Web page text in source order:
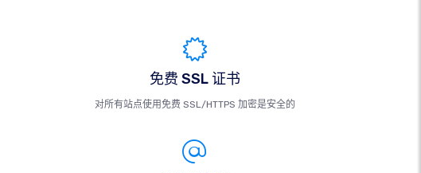
免费 SSL 证书
对所有站点使用免费 SSL/HTTPS 加密是安全的